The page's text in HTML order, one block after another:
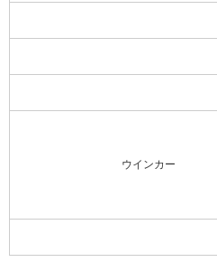
ウインカー